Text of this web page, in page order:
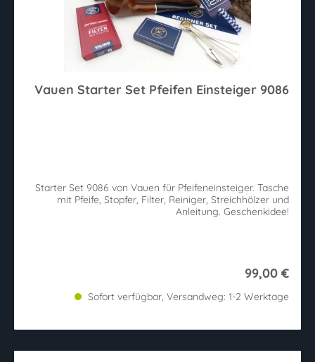
Vauen Starter Set Pfeifen Einsteiger 9086
Starter Set 9086 von Vauen für Pfeifeneinsteiger. Tasche
mit Pfeife, Stopfer, Filter, Reiniger, Streichhölzer und
Anleitung. Geschenkidee!
99,00 €
Sofort verfügbar, Versandweg: 1-2 Werktage